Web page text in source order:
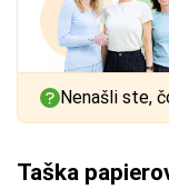
Nenašli ste,
Taška